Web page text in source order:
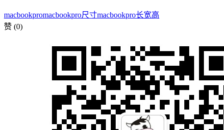
macbookpromacbookpro尺寸macbookpro长宽高
赞 (0)